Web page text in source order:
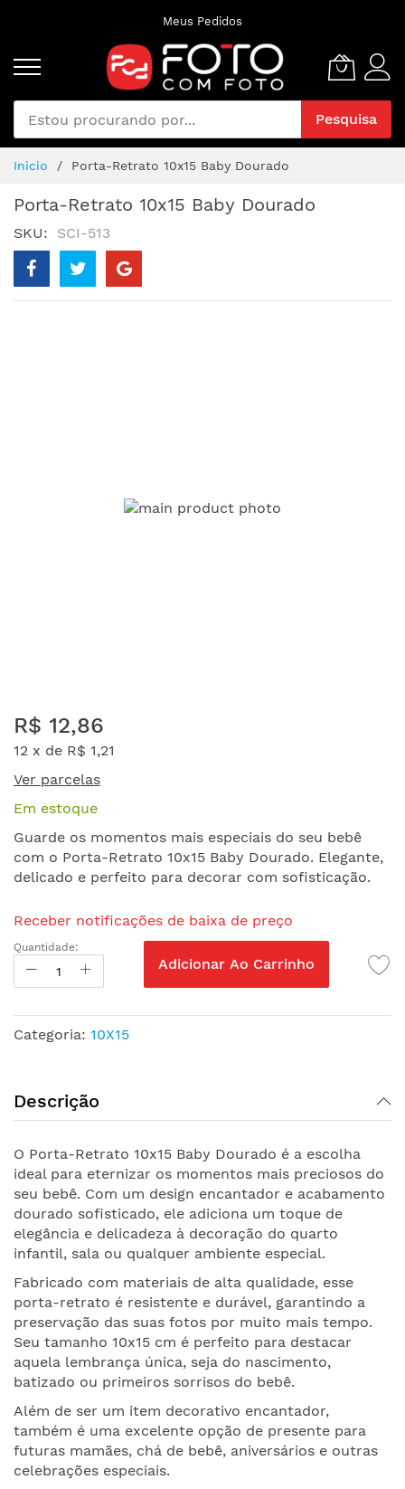
conteúdo
Meus Pedidos
Pesquisa
Inicio Porta-Retrato 10x15 Baby Dourado
Porta-Retrato 10x15 Baby Dourado
SKU SCI-513
para
o
da
Galeria
imagens
R$ 12,86
12 x de R$ 1,21
Ver parcelas
Em estoque
Guarde os momentos mais especiais do seu bebê
com o Porta-Retrato 10x15 Baby Dourado. Elegante,
delicado e perfeito para decorar com sofisticação.
Receber notificações de baixa de preço
Quantidade:
Adicionar Ao Carrinho
Categoria: 10X15
Descrição
O Porta-Retrato 10x15 Baby Dourado é a escolha
ideal para eternizar os momentos mais preciosos do
seu bebê. Com um design encantador e acabamento
dourado sofisticado, ele adiciona um toque de
elegância e delicadeza à decoração do quarto
infantil, sala ou qualquer ambiente especial.
Fabricado com materiais de alta qualidade, esse
porta-retrato é resistente e durável, garantindo a
preservação das suas fotos por muito mais tempo.
Seu tamanho 10x15 cm é perfeito para destacar
aquela lembrança única, seja do nascimento,
batizado ou primeiros sorrisos do bebê.
Além de ser um item decorativo encantador,
também é uma excelente opção de presente para
futuras mamães, chá de bebê, aniversários e outras
celebrações especiais.